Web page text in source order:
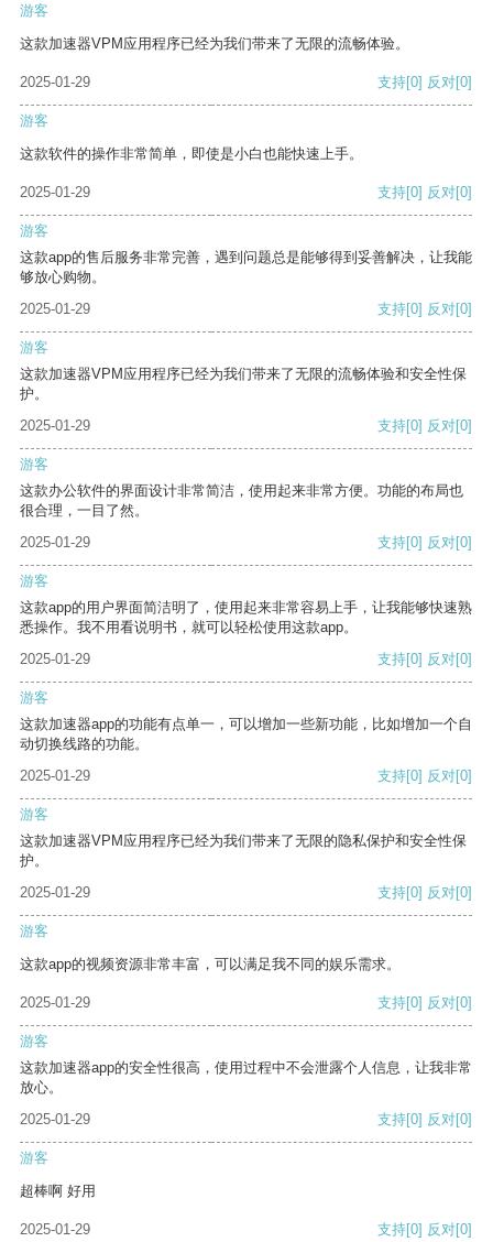
游客
这款加速器VPM应用程序已经为我们带来了无限的流畅体验。
2025-01-29 支持[0] 反对[0]
游客
这款软件的操作非常简单，即使是小白也能快速上手。
2025-01-29 支持[0] 反对[0]
游客
这款app的售后服务非常完善，遇到问题总是能够得到妥善解决，让我能
够放心购物。
2025-01-29
支持[0] 反对[0]
游客
这款加速器VPM应用程序已经为我们带来了无限的流畅体验和安全性保
护。
2025-01-29
支持[0] 反对[0]
游客
这款办公软件的界面设计非常简洁，使用起来非常方便。功能的布局也
很合理，一目了然。
2025-01-29
支持[0] 反对[0]
游客
这款app的用户界面简洁明了，使用起来非常容易上手，让我能够快速熟
悉操作。我不用看说明书，就可以轻松使用这款app。
2025-01-29
支持[0] 反对[0]
游客
这款加速器app的功能有点单一，可以增加一些新功能，比如增加一个自
动切换线路的功能。
2025-01-29
支持[0] 反对[0]
游客
这款加速器VPM应用程序已经为我们带来了无限的隐私保护和安全性保
护。
2025-01-29
支持[0] 反对[0]
游客
这款app的视频资源非常丰富，可以满足我不同的娱乐需求。
2025-01-29 支持[0] 反对[0]
游客
这款加速器app的安全性很高，使用过程中不会泄露个人信息，让我非常
放心。
2025-01-29
支持[0] 反对[0]
游客
超棒啊 好用
2025-01-29 支持[0] 反对[0]